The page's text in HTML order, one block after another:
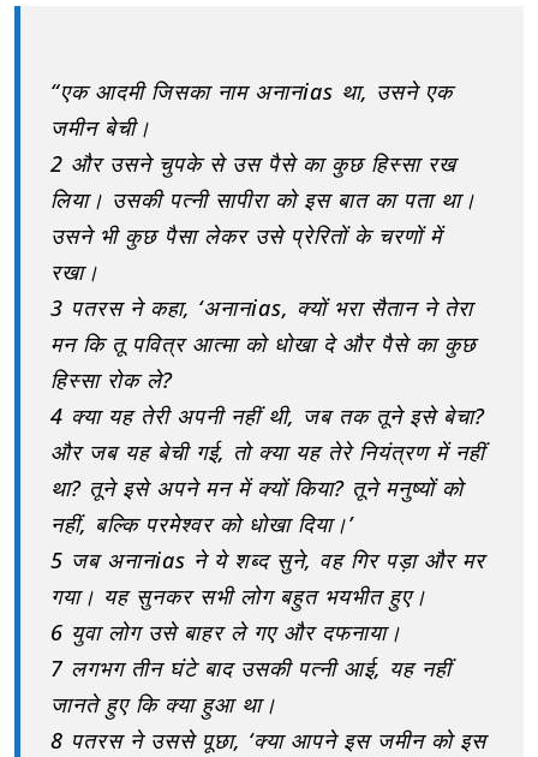
“एक आदमी जिसका नाम अनानias था, उसने एक
जमीन बेची।
2 और उसने चुपके से उस पैसे का कुछ हिस्सा रख
लिया। उसकी पत्नी सापीरा को इस बात का पता था।
उसने भी कुछ पैसा लेकर उसे प्रेरितों के चरणों में
रखा।
3 पतरस ने कहा, ‘अनानias, क्यों भरा सैतान ने तेरा
मन कि तू पवित्र आत्मा को धोखा दे और पैसे का कुछ
हिस्सा रोक ले?
4 क्या यह तेरी अपनी नहीं थी, जब तक तूने इसे बेचा?
और जब यह बेची गई, तो क्या यह तेरे नियंत्रण में नहीं
था? तूने इसे अपने मन में क्यों किया? तूने मनुष्यों को
नहीं, बल्कि परमेश्वर को धोखा दिया।’
5 जब अनानias ने ये शब्द सुने, वह गिर पड़ा और मर
गया। यह सुनकर सभी लोग बहुत भयभीत हुए।
6 युवा लोग उसे बाहर ले गए और दफनाया।
7 लगभग तीन घंटे बाद उसकी पत्नी आई, यह नहीं
जानते हुए कि क्या हुआ था।
8 पतरस ने उससे पूछा, ‘क्या आपने इस जमीन को इस